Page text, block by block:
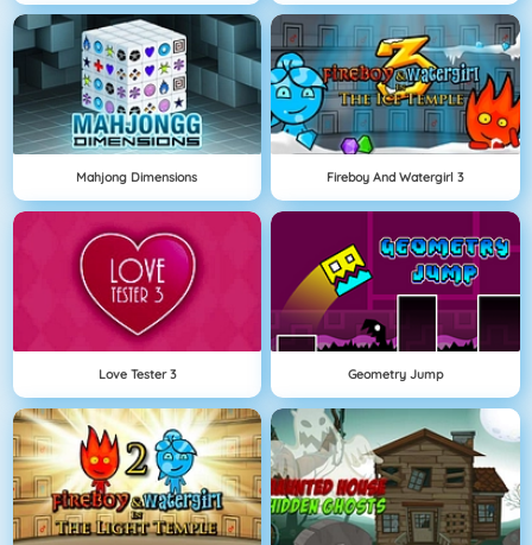
Mahjong Dimensions Fireboy And Watergirl 3
Love Tester 3 Geometry Jump